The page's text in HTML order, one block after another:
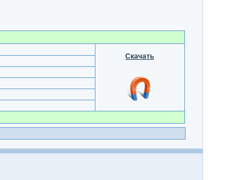
Скачать